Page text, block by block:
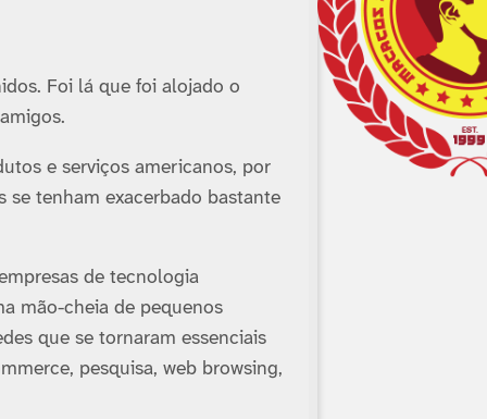
Foi lá que foi alojado o
e serviços americanos, por
se tenham exacerbado bastante
de tecnologia
mão-cheia de pequenos
que se tornaram essenciais
pesquisa, web browsing,